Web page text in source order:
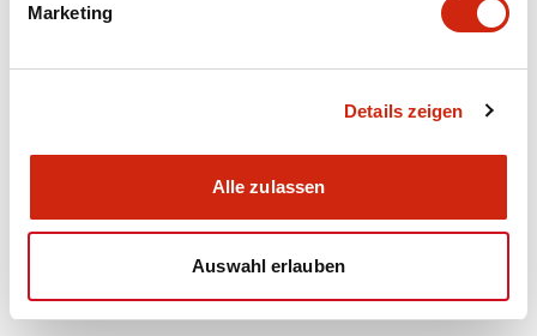
Marketing
Details zeigen
Alle zulassen
Auswahl erlauben
Dokumente und Dateien